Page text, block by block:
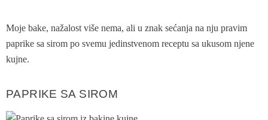
Moje bake, nažalost više nema, ali u znak sećanja na nju pravim
paprike sa sirom po svemu jedinstvenom receptu sa ukusom njene
kujne.
PAPRIKE SA SIROM